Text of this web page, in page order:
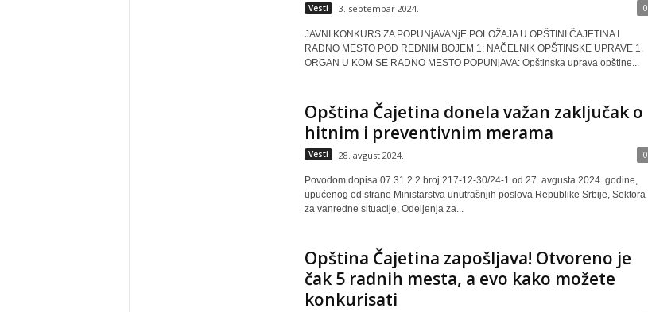
Vesti 3. septembar 2024. 0
JAVNI KONKURS ZA POPUNjAVANjE POLOŽAJA U OPŠTINI ČAJETINA I
RADNO MESTO POD REDNIM BOJEM 1: NAČELNIK OPŠTINSKE UPRAVE 1.
ORGAN U KOM SE RADNO MESTO POPUNjAVA: Opštinska uprava opštine...
Opština Čajetina donela važan zaključak o
hitnim i preventivnim merama
Vesti 28. avgust 2024. 0
Povodom dopisa 07.31.2.2 broj 217-12-30/24-1 od 27. avgusta 2024. godine,
upućenog od strane Ministarstva unutrašnjih poslova Republike Srbije, Sektora
za vanredne situacije, Odeljenja za...
Opština Čajetina zapošljava! Otvoreno je
čak 5 radnih mesta, a evo kako možete
konkurisati